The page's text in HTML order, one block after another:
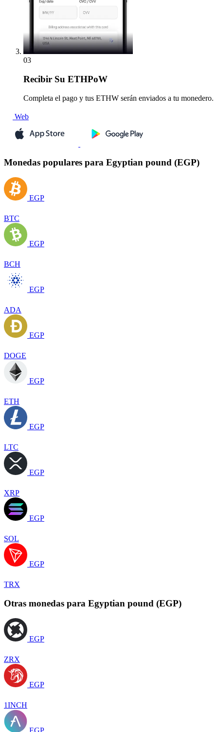
03
Recibir Su ETHPoW
Completa el pago y tus ETHW serán enviados a tu monedero.
Web
Monedas populares para Egyptian pound (EGP)
EGP
BTC
EGP
BCH
EGP
ADA
EGP
DOGE
EGP
ETH
EGP
LTC
EGP
XRP
EGP
SOL
EGP
TRX
Otras monedas para Egyptian pound (EGP)
EGP
ZRX
EGP
1INCH
EGP